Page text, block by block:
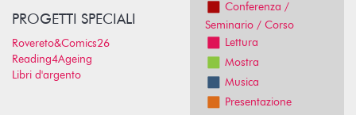
PROGETTI SPECIALI
Rovereto&Comics26
Reading4Ageing
Libri d'argento
Conferenza /
Seminario / Corso
Lettura
Mostra
Musica
Presentazione